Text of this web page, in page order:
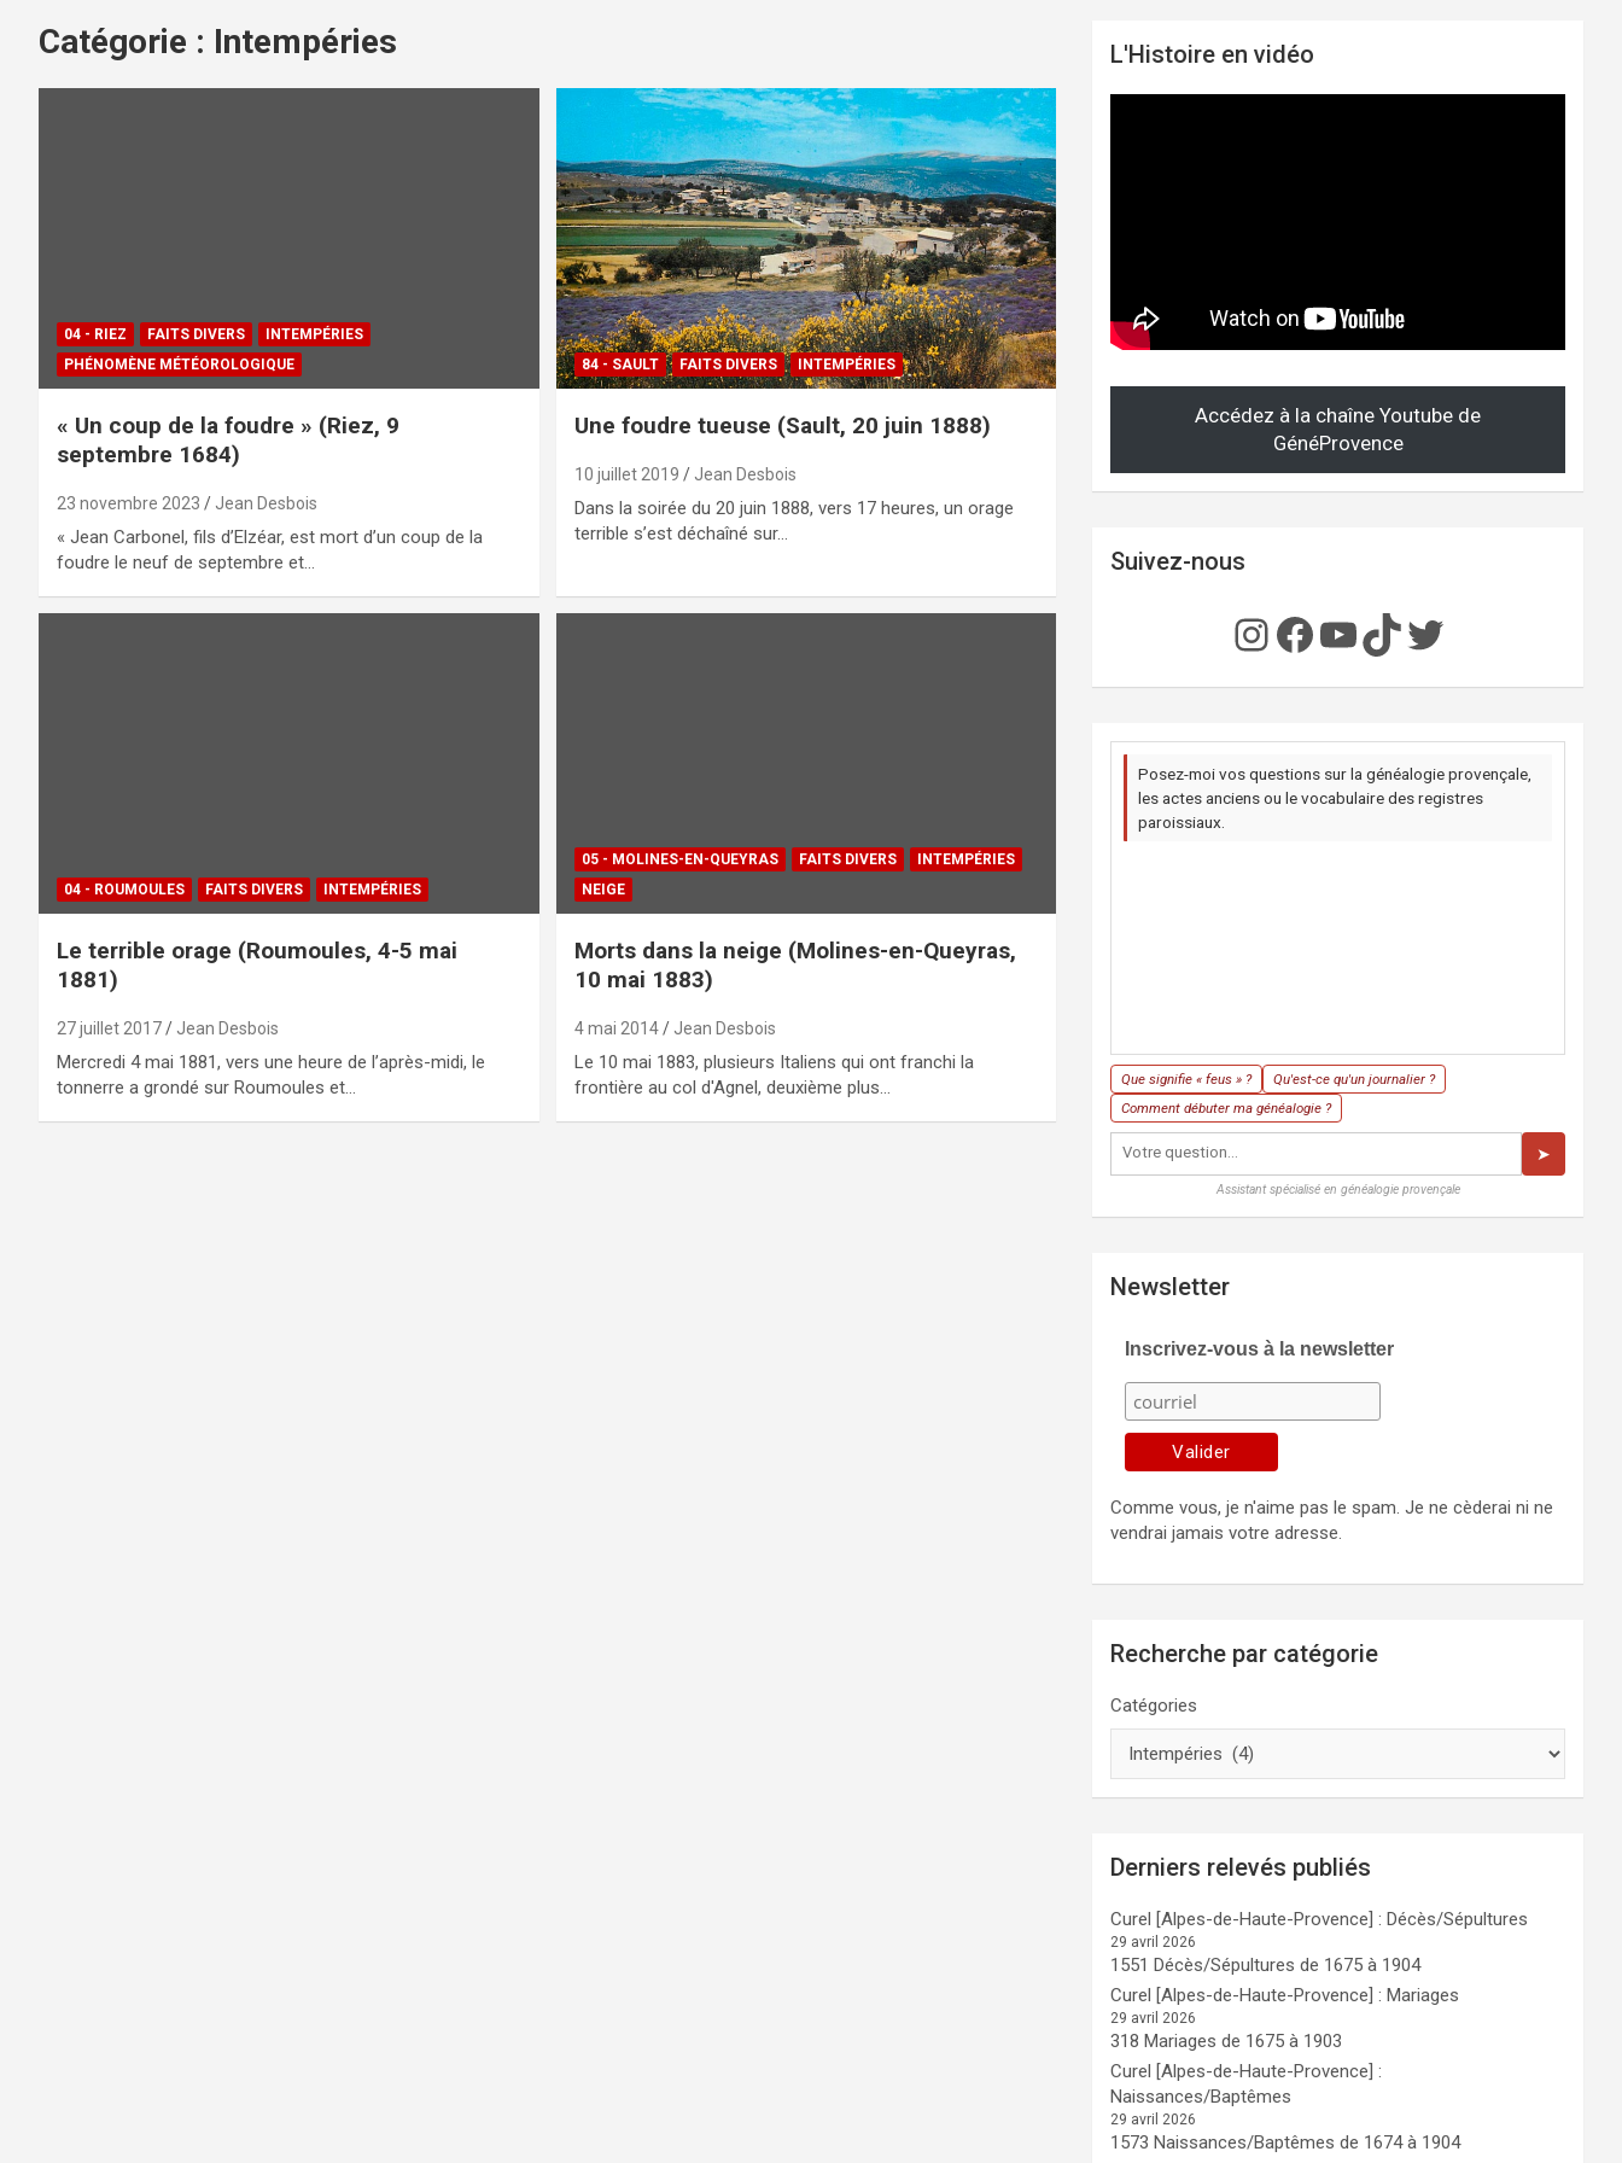
Catégorie : Intempéries
04 - RIEZ FAITS DIVERS
INTEMPÉRIES
PHÉNOMÈNE MÉTÉOROLOGIQUE
« Un coup de la foudre » (Riez, 9
septembre 1684)
23 novembre 2023 Jean Desbois
« Jean Carbonel, fils d’Elzéar, est mort d’un coup de la
foudre le neuf de septembre et…
84 - SAULT FAITS DIVERS INTEMPÉRIES
Une foudre tueuse (Sault, 20 juin 1888)
10 juillet 2019 Jean Desbois
Dans la soirée du 20 juin 1888, vers 17 heures, un orage
terrible s’est déchaîné sur…
04 - ROUMOULES FAITS DIVERS INTEMPÉRIES
Le terrible orage (Roumoules, 4-5 mai
1881)
27 juillet 2017 Jean Desbois
Mercredi 4 mai 1881, vers une heure de l’après-midi, le
tonnerre a grondé sur Roumoules et…
05 - MOLINES-EN-QUEYRAS FAITS DIVERS
INTEMPÉRIES
NEIGE
Morts dans la neige (Molines-en-Queyras,
10 mai 1883)
4 mai 2014 Jean Desbois
Le 10 mai 1883, plusieurs Ita­liens qui ont franchi la
frontière au col d'Agnel, deuxième plus…
L'Histoire en vidéo
Accédez à la chaîne Youtube de
GénéProvence
Suivez-nous
Instagram
Facebook
YouTube
TikTok
Twitter
Posez-moi vos questions sur la généalogie provençale,
les actes anciens ou le vocabulaire des registres
paroissiaux.
Que signifie « feus » ?
Qu'est-ce qu'un journalier ?
Comment débuter ma généalogie ?
➤
Assistant spécialisé en généalogie provençale
Newsletter
Inscrivez-vous à la newsletter
Comme vous, je n'aime pas le spam. Je ne cèderai ni ne
vendrai jamais votre adresse.
Recherche par catégorie
Catégories
Derniers relevés publiés
Curel [Alpes-de-Haute-Provence] : Décès/Sépultures
29 avril 2026
1551 Décès/Sépultures de 1675 à 1904
Curel [Alpes-de-Haute-Provence] : Mariages
29 avril 2026
318 Mariages de 1675 à 1903
Curel [Alpes-de-Haute-Provence] :
Naissances/Baptêmes
29 avril 2026
1573 Naissances/Baptêmes de 1674 à 1904